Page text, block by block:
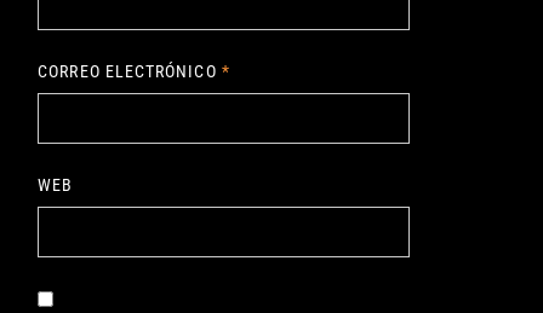
CORREO ELECTRÓNICO *
WEB